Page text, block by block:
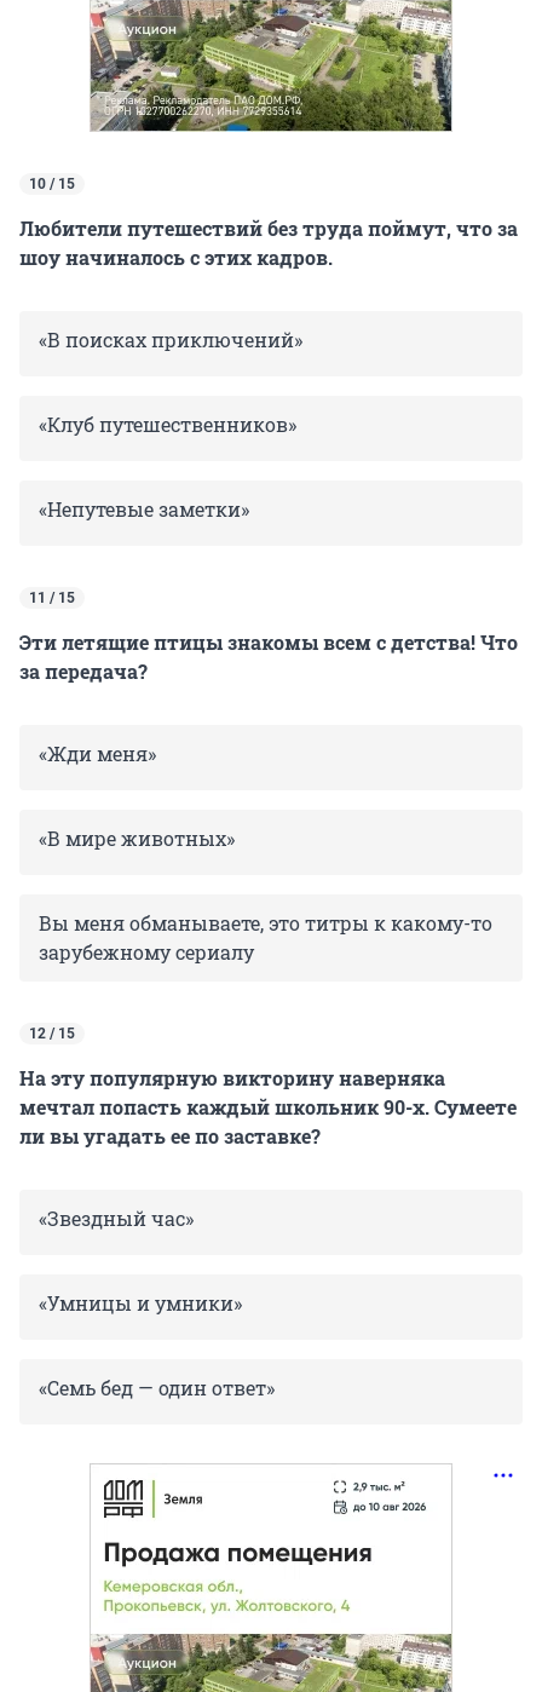
10 / 15
Любители путешествий без труда поймут, что за
шоу начиналось с этих кадров.
«В поисках приключений»
«Клуб путешественников»
«Непутевые заметки»
11 / 15
Эти летящие птицы знакомы всем с детства! Что
за передача?
«Жди меня»
«В мире животных»
Вы меня обманываете, это титры к какому-то
зарубежному сериалу
12 / 15
На эту популярную викторину наверняка
мечтал попасть каждый школьник 90-х. Сумеете
ли вы угадать ее по заставке?
«Звездный час»
«Умницы и умники»
«Семь бед — один ответ»